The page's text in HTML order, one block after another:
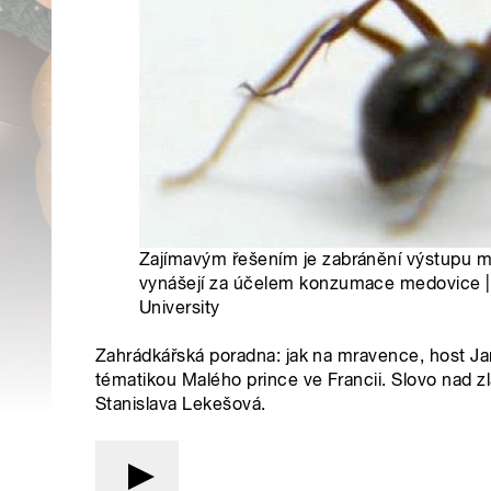
Zajímavým řešením je zabránění výstupu
vynášejí za účelem konzumace medovice
University
Zahrádkářská poradna: jak na mravence, host
tématikou Malého prince ve Francii. Slovo nad
Stanislava Lekešová.